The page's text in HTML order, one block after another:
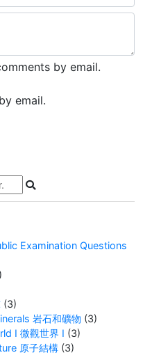
by email.
email.
Examination Questions
(3)
岩石和礦物 (3)
I 微觀世界 I (3)
原子結構 (3)